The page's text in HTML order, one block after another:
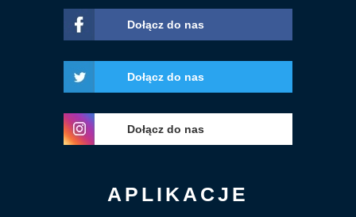
Dołącz do nas
Dołącz do nas
Dołącz do nas
APLIKACJE